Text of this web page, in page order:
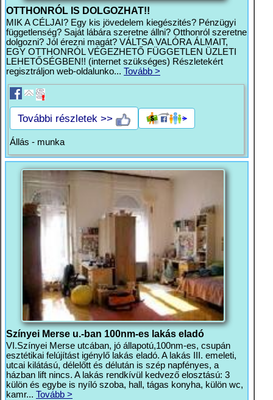
OTTHONRÓL IS DOLGOZHAT!!
MIK A CÉLJAI? Egy kis jövedelem kiegészités? Pénzügyi
függetlenség? Saját lábára szeretne állni? Otthonról szeretne
dolgozni? Jól érezni magát? VÁLTSA VALÓRA ÁLMAIT,
EGY OTTHONRÓL VÉGEZHETŐ FÜGGETLEN ÜZLETI
LEHETŐSÉGBEN!! (internet szükséges) Részletekért
regisztráljon web-oldalunko... Tovább >
További részletek >>
Állás - munka
Színyei Merse u.-ban 100nm-es lakás eladó
VI.Színyei Merse utcában, jó állapotú,100nm-es, csupán
esztétikai felújítást igénylő lakás eladó. A lakás III. emeleti,
utcai kilátású, délelőtt és délután is szép napfényes, a
házban lift nincs. A lakás rendkívül kedvező elosztású: 3
külön és egybe is nyíló szoba, hall, tágas konyha, külön wc,
kamr... Tovább >